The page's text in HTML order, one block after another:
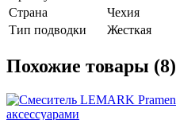
Страна
Чехия
Тип подводки
Жесткая
Похожие товары (8)